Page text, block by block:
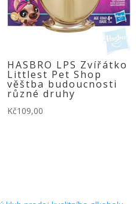
HASBRO LPS Zvířátko
Littlest Pet Shop
věštba budoucnosti
různé druhy
Kč109,00